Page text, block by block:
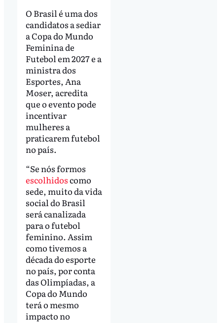
O Brasil é uma dos
candidatos a sediar
a Copa do Mundo
Feminina de
Futebol em 2027 e a
ministra dos
Esportes, Ana
Moser, acredita
que o evento pode
incentivar
mulheres a
praticarem futebol
no país.
“Se nós formos
escolhidoscomo
sede, muito da vida
social do Brasil
será canalizada
para o futebol
feminino. Assim
como tivemos a
década do esporte
no país, por conta
das Olimpíadas, a
Copa do Mundo
terá o mesmo
impacto no